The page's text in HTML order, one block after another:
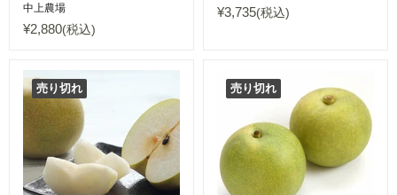
中上農場
¥2,880(税込)
¥3,735(税込)
売り切れ 売り切れ